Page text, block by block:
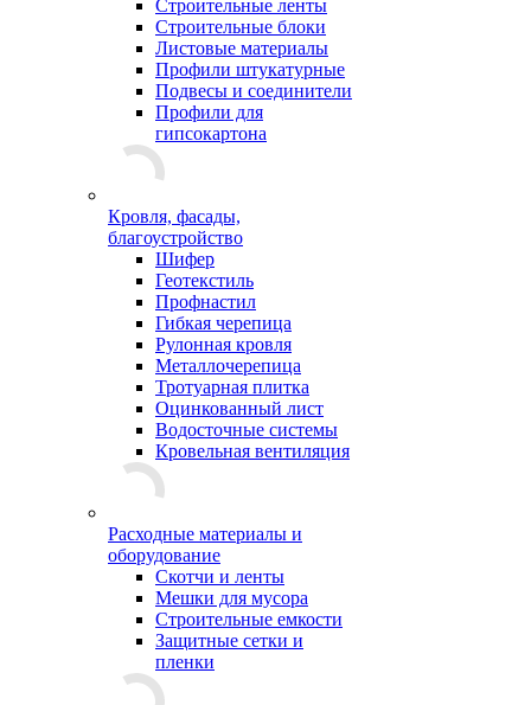
Строительные ленты
Строительные блоки
Листовые материалы
Профили штукатурные
Подвесы и соединители
Профили для
гипсокартона
Кровля, фасады,
благоустройство
Шифер
Геотекстиль
Профнастил
Гибкая черепица
Рулонная кровля
Металлочерепица
Тротуарная плитка
Оцинкованный лист
Водосточные системы
Кровельная вентиляция
Расходные материалы и
оборудование
Скотчи и ленты
Мешки для мусора
Строительные емкости
Защитные сетки и
пленки